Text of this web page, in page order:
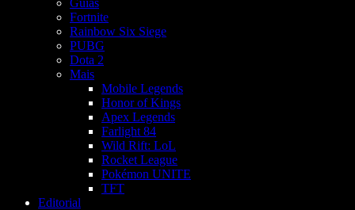
Guias
Fortnite
Rainbow Six Siege
PUBG
Dota 2
Mais
Mobile Legends
Honor of Kings
Apex Legends
Farlight 84
Wild Rift: LoL
Rocket League
Pokémon UNITE
TFT
Editorial